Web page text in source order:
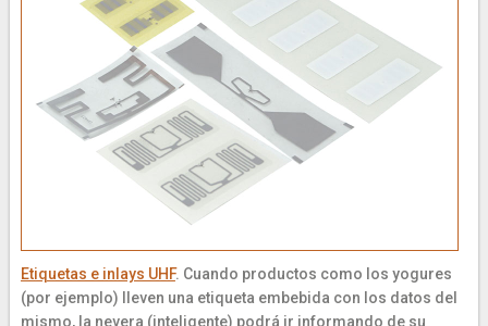
Etiquetas e inlays UHF. Cuando productos como los yogures
(por ejemplo) lleven una etiqueta embebida con los datos del
mismo, la nevera (inteligente) podrá ir informando de su